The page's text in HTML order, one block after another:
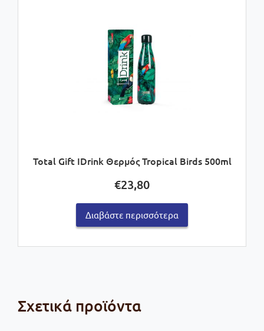
Total Gift IDrink Θερμός Tropical Birds 500ml
€23,80
Διαβάστε περισσότερα
Σχετικά προϊόντα